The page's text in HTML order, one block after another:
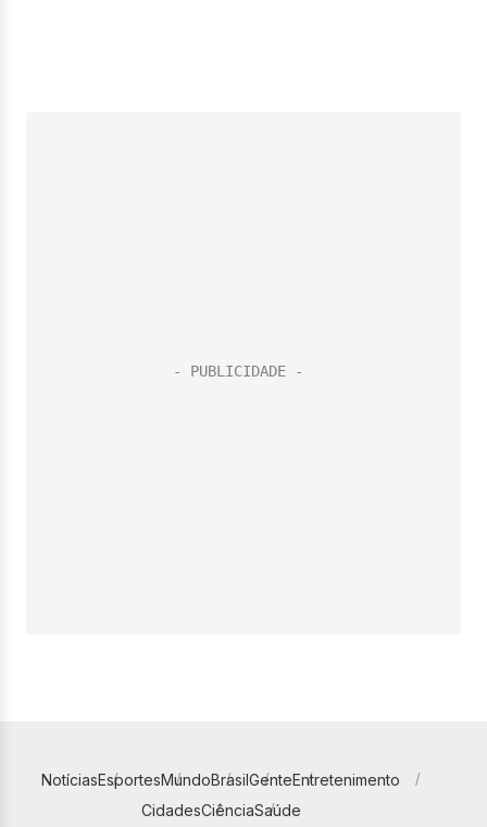
NotíciasEsportesMundoBrasilGenteEntretenimento
CidadesCiênciaSaúde